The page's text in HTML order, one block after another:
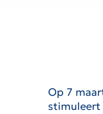
Op 7
stimuleert